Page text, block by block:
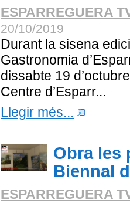
ESPARREGUERA
20/10/2019
Durant la sisena
Gastronomia
dissabte 19
Centre d’Esparr...
Llegir més...
Obra les
Biennal
ESPARREGUERA